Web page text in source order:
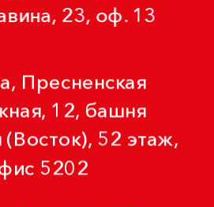
23, оф. 13
Пресненская
12, башня
52 этаж,
5202